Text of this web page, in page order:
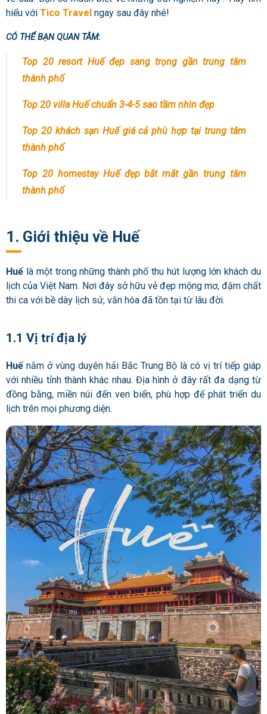
hiểu với Tico Travel ngay sau đây nhé!
CÓ THỂ BẠN QUAN TÂM:
Top 20 resort Huế đẹp sang trọng gần trung tâm
thành phố
Top 20 villa Huế chuẩn 3-4-5 sao tầm nhìn đẹp
Top 20 khách sạn Huế giá cả phù hợp tại trung tâm
thành phố
Top 20 homestay Huế đẹp bắt mắt gần trung tâm
thành phố
1. Giới thiệu về Huế
Huế là một trong những thành phố thu hút lượng lớn khách du
lịch của Việt Nam. Nơi đây sở hữu vẻ đẹp mộng mơ, đậm chất
thi ca với bề dày lịch sử, văn hóa đã tồn tại từ lâu đời.
1.1 Vị trí địa lý
Huếnằm ở vùng duyên hải Bắc Trung Bộ là có vị trí tiếp giáp
với nhiều tỉnh thành khác nhau. Địa hình ở đây rất đa dạng từ
đồng bằng, miền núi đến ven biển, phù hợp để phát triển du
lịch trên mọi phương diện.